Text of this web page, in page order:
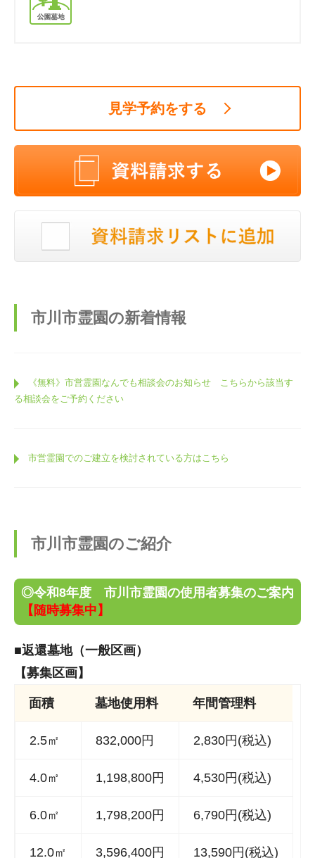
見学予約をする
市川市霊園の新着情報
《無料》市営霊園なんでも相談会のお知らせ こちらから該当す
る相談会をご予約ください
市営霊園でのご建立を検討されている方はこちら
市川市霊園のご紹介
◎令和8年度 市川市霊園の使用者募集のご案内
【随時募集中】
■返還墓地（一般区画）
【募集区画】
面積 墓地使用料 年間管理料
2.5㎡ 832,000円 2,830円(税込)
4.0㎡ 1,198,800円 4,530円(税込)
6.0㎡ 1,798,200円 6,790円(税込)
12.0㎡ 3,596,400円 13,590円(税込)